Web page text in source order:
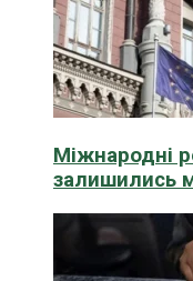
Міжнародні
залишились